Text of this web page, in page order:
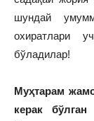
шундай
охиратлари
бўладилар!
Муҳтарам
керак